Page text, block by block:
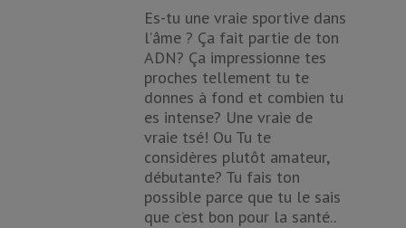
Es-tu une vraie sportive dans
l’âme ? Ça fait partie de ton
ADN? Ça impressionne tes
proches tellement tu te
donnes à fond et combien tu
es intense? Une vraie de
vraie tsé! Ou Tu te
considères plutôt amateur,
débutante? Tu fais ton
possible parce que tu le sais
que c’est bon pour la santé..